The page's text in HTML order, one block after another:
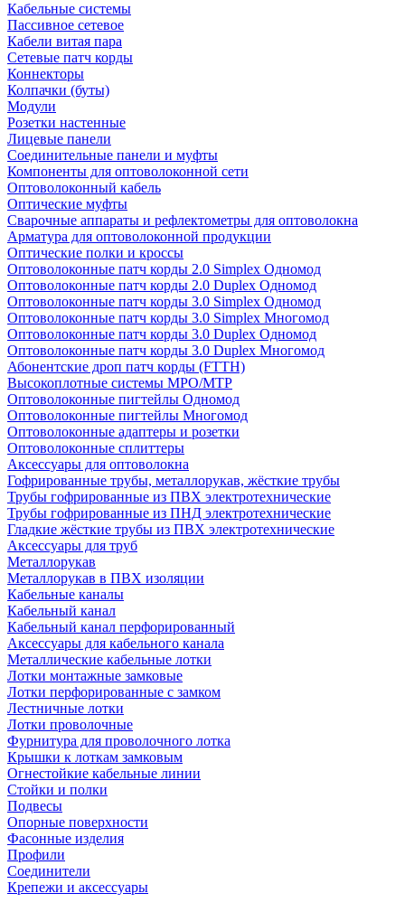
Кабельные системы
Пассивное сетевое
Кабели витая пара
Сетевые патч корды
Коннекторы
Колпачки (буты)
Модули
Розетки настенные
Лицевые панели
Соединительные панели и муфты
Компоненты для оптоволоконной сети
Оптоволоконный кабель
Оптические муфты
Сварочные аппараты и рефлектометры для оптоволокна
Арматура для оптоволоконной продукции
Оптические полки и кроссы
Оптоволоконные патч корды 2.0 Simplex Одномод
Оптоволоконные патч корды 2.0 Duplex Одномод
Оптоволоконные патч корды 3.0 Simplex Одномод
Оптоволоконные патч корды 3.0 Simplex Многомод
Оптоволоконные патч корды 3.0 Duplex Одномод
Оптоволоконные патч корды 3.0 Duplex Многомод
Абонентские дроп патч корды (FTTH)
Высокоплотные системы MPO/MTP
Оптоволоконные пигтейлы Одномод
Оптоволоконные пигтейлы Многомод
Оптоволоконные адаптеры и розетки
Оптоволоконные сплиттеры
Аксессуары для оптоволокна
Гофрированные трубы, металлорукав, жёсткие трубы
Трубы гофрированные из ПВХ электротехнические
Трубы гофрированные из ПНД электротехнические
Гладкие жёсткие трубы из ПВХ электротехнические
Аксессуары для труб
Металлорукав
Металлорукав в ПВХ изоляции
Кабельные каналы
Кабельный канал
Кабельный канал перфорированный
Аксессуары для кабельного канала
Металлические кабельные лотки
Лотки монтажные замковые
Лотки перфорированные с замком
Лестничные лотки
Лотки проволочные
Фурнитура для проволочного лотка
Крышки к лоткам замковым
Огнестойкие кабельные линии
Стойки и полки
Подвесы
Опорные поверхности
Фасонные изделия
Профили
Соединители
Крепежи и аксессуары